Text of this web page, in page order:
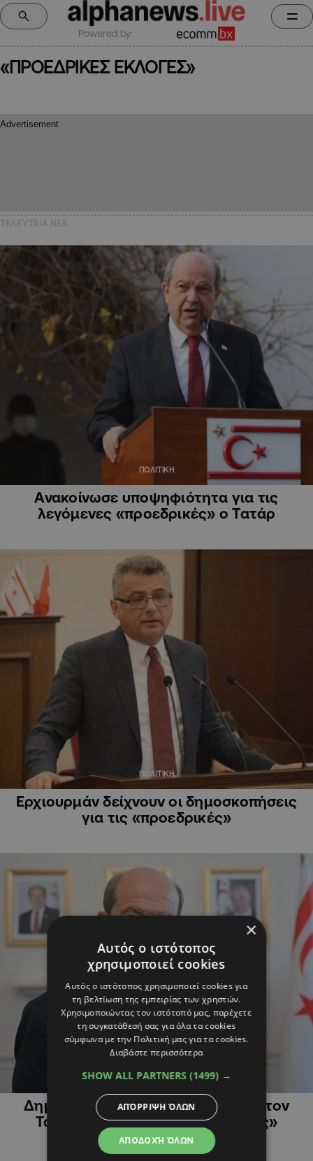
Powered by:
«ΠΡΟΕΔΡΙΚΕΣ ΕΚΛΟΓΕΣ»
ΠΟΛΙΤΙΚΗ
Ανακοίνωσε υποψηφιότητα για τις
λεγόμενες «προεδρικές» ο Τατάρ
ΠΟΛΙΤΙΚΗ
Ερχιουρμάν δείχνουν οι δημοσκοπήσεις
για τις «προεδρικές»
ΠΟΛΙΤΙΚΗ
Δημοσκόπηση δίνει προβάδισμα στον
Τατάρ στις «προεδρικές εκλογές»
×
Αυτός ο ιστότοπος
χρησιμοποιεί cookies
Αυτός ο ιστότοπος χρησιμοποιεί cookies για
τη βελτίωση της εμπειρίας των χρηστών.
Χρησιμοποιώντας τον ιστότοπό μας, παρέχετε
τη συγκατάθεσή σας για όλα τα cookies
σύμφωνα με την Πολιτική μας για τα cookies.
Διαβάστε περισσότερα
SHOW ALL PARTNERS (1499) →
ΑΠΟΔΟΧΉ ΌΛΩΝ
ΑΠΌΡΡΙΨΗ ΌΛΩΝ